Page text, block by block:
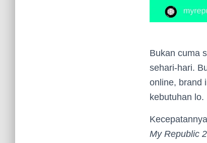
Bukan cuma
sehari-hari.
online, brand
kebutuhan lo.
My Republic